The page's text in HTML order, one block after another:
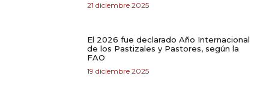
21 diciembre 2025
El 2026 fue declarado Año Internacional
de los Pastizales y Pastores, según la
FAO
19 diciembre 2025